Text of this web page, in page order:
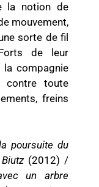
la notion de
mouvement,
sorte de fil
de leur
la compagnie
contre toute
freins
poursuite du
Biutz(2012) /
un arbre